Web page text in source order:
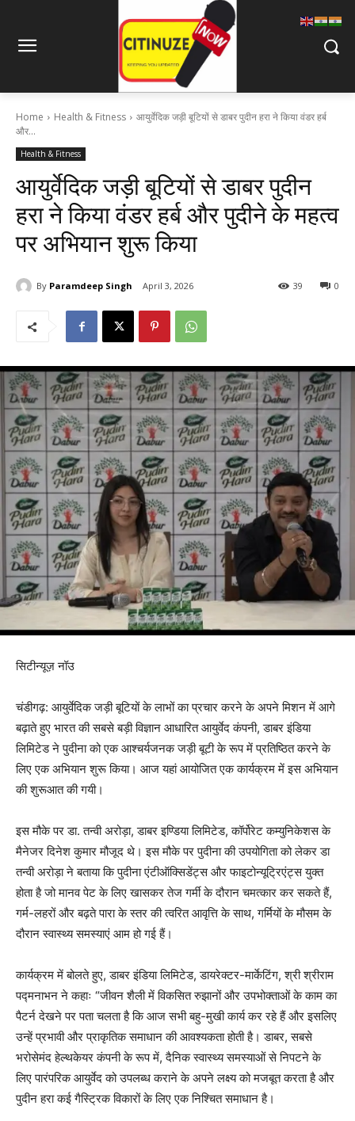
Home Health & Fitness
आयुर्वेदिक जड़ी बूटियों से डाबर पुदीन हरा ने किया वंडर हर्ब
और...
Health & Fitness
आयुर्वेदिक जड़ी बूटियों से डाबर पुदीन
हरा ने किया वंडर हर्ब और पुदीने के महत्व
पर अभियान शुरू किया
By Paramdeep Singh April 3, 2026 0
39
सिटीन्यूज़ नॉउ
चंडीगढ़: आयुर्वेदिक जड़ी बूटियों के लाभों का प्रचार करने के अपने मिशन में आगे
बढ़ाते हुए भारत की सबसे बड़ी विज्ञान आधारित आयुर्वेद कंपनी, डाबर इंडिया
लिमिटेड ने पुदीना को एक आश्चर्यजनक जड़ी बूटी के रूप में प्रतिष्ठित करने के
लिए एक अभियान शुरू किया। आज यहां आयोजित एक कार्यक्रम में इस अभियान
की शुरूआत की गयी।
इस मौके पर डा. तन्वी अरोड़ा, डाबर इण्डिया लिमिटेड, कॉर्पोरेट कम्युनिकेशस के
मैनेजर दिनेश कुमार मौजूद थे। इस मौके पर पुदीना की उपयोगिता को लेकर डा
तन्वी अरोड़ा ने बताया कि पुदीना एंटीऑक्सिडेंट्स और फाइटोन्यूट्रिएंट्स युक्त
होता है जो मानव पेट के लिए खासकर तेज गर्मी के दौरान चमत्कार कर सकते हैं,
गर्म-लहरों और बढ़ते पारा के स्तर की त्वरित आवृत्ति के साथ, गर्मियों के मौसम के
दौरान स्वास्थ्य समस्याएं आम हो गई हैं।
कार्यक्रम में बोलते हुए, डाबर इंडिया लिमिटेड, डायरेक्टर-मार्केटिंग, श्री श्रीराम
पद्मनाभन ने कहाः “जीवन शैली में विकसित रुझानों और उपभोक्ताओं के काम का
पैटर्न देखने पर पता चलता है कि आज सभी बहु-मुखी कार्य कर रहे हैं और इसलिए
उन्हें प्रभावी और प्राकृतिक समाधान की आवश्यकता होती है। डाबर, सबसे
भरोसेमंद हेल्थकेयर कंपनी के रूप में, दैनिक स्वास्थ्य समस्याओं से निपटने के
लिए पारंपरिक आयुर्वेद को उपलब्ध कराने के अपने लक्ष्य को मजबूत करता है और
पुदीन हरा कई गैस्ट्रिक विकारों के लिए एक निश्चित समाधान है।